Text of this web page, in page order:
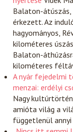
Balaton-
érkezett. Az
hagyományos,
kilométeres
Balaton-
kilométeres
A nyár fejedelmi
menzai: erdélyi
Nagy
amióta világ a
függetlenül annyi